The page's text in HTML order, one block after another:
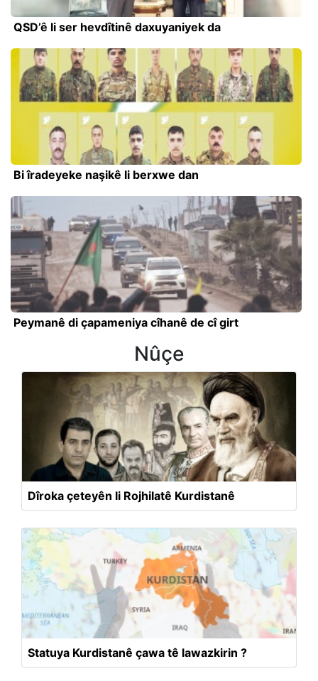
QSD’ê li ser hevdîtinê daxuyaniyek da
Bi îradeyeke naşikê li berxwe dan
Peymanê di çapameniya cîhanê de cî girt
Nûçe
Dîroka çeteyên li Rojhilatê Kurdistanê
Statuya Kurdistanê çawa tê lawazkirin ?